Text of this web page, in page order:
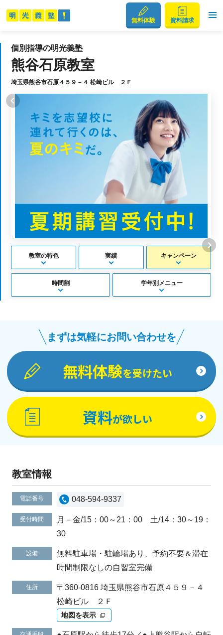
無料体験 資料請求
個別指導の明光義塾
熊谷石原教室
埼玉県熊谷市石原４５９－４ 松崎ビル ２Ｆ
教室の特色 実績 キャンペーン
時間割 学年別メニュー
まずは気軽にお問い合わせを
無料体験を受けたい
資料が欲しい
教室情報
電話番号 048-594-9337
受付時間
月－金/15：00～21：00 土/14：30～19：
30
設備
無料駐車場・駐輪場あり、予約不要＆滞在
時間制限なしの自習室完備
住所
〒360-0816 埼玉県熊谷市石原４５９－４
松崎ビル ２Ｆ
地図を表示